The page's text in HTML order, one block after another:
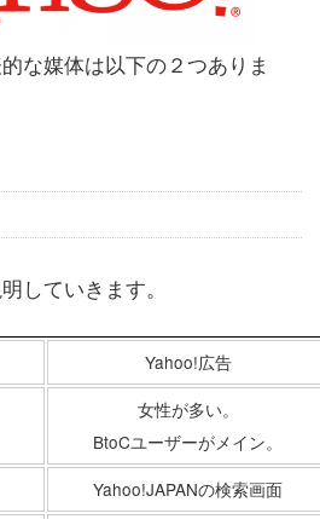
な媒体は以下の２つありま
していきます。
Yahoo!広告
女性が多い。
BtoCユーザーがメイン。
Yahoo!JAPANの検索画面